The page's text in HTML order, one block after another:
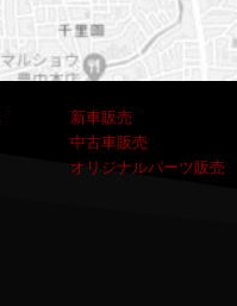
新車販売
中古車販売
オリジナルパーツ販売